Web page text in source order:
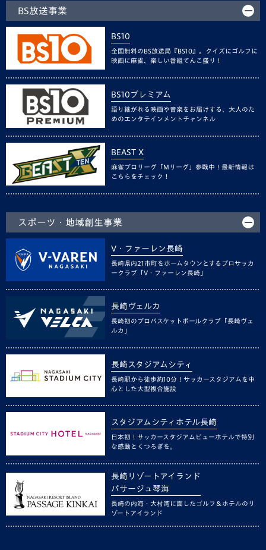
BS放送事業
BS10
全国無料のBS放送局『BS10』。クイズにゴルフに
映画に麻雀、楽しい番組てんこ盛り！
BS10プレミアム
語り継がれる映画や音楽をお届けする、大人のた
めのエンタテインメントチャンネル
BEAST X
麻雀プロリーグ「Mリーグ」参戦中！最新情報は
こちらをチェック！
スポーツ・地域創生事業
V・ファーレン長崎
長崎県内21市町をホームタウンとするプロサッカ
ークラブ「V・ファーレン長崎」
長崎ヴェルカ
長崎初のプロバスケットボールクラブ「長崎ヴェ
ルカ」
長崎スタジアムシティ
長崎駅から徒歩約10分！サッカースタジアムを中
心とした大型複合施設
スタジアムシティホテル長崎
日本初！サッカースタジアムビューホテルで特別
な感動とくつろぎを。
長崎リゾートアイランド
パサージュ琴海
長崎の内海・大村湾に面したゴルフ＆ホテルのリ
ゾートアイランド